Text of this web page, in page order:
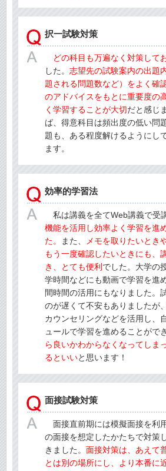
択一試験対策
どの科目も万遍なく対策して
した。 志望先の試験案内の出題
題される問題数など）をよく確
のアドバイスをもとに重要度の
く学習することが大切だと感じ
ば、得意科目は頻出度の低い問
題も、ある程度解けるようにし
ます。
効率的学習法
私は講義を全てWeb講義で受
機能を活用し効率よく学習を進
た。
また、
メモを取りたいとき
もう一度確認したいときにも、
き、とても便利 でした。大学の
学時間などにも動画で学習を進
間時間の活用にもなりました。
のが遅くて不安もありましたが
カウンセリングなどを活用し、
ュールで学習を進めることがで
ら良いかわからなくなってしま
るといいと思います！
面接試験対策
面接直前期には模擬面接を利
の面接を想定したかたちで対策
きました。 面接対策は、あえて
とは別の場所にし、より本番に